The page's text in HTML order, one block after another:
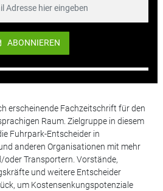
ABONNIEREN
erscheinende Fachzeitschrift für den
Raum. Zielgruppe in diesem
Fuhrpark-Entscheider in
anderen Organisationen mit mehr
Transportern. Vorstände,
und weitere Entscheider
um Kostensenkungspotenziale